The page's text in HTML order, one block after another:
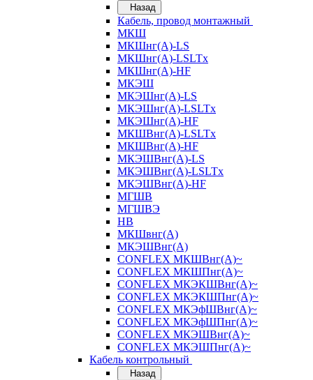
Назад
Кабель, провод монтажный
МКШ
МКШнг(А)-LS
МКШнг(А)-LSLTx
МКШнг(А)-HF
МКЭШ
МКЭШнг(А)-LS
МКЭШнг(А)-LSLTx
МКЭШнг(А)-HF
МКШВнг(A)-LSLTx
МКШВнг(А)-HF
МКЭШВнг(А)-LS
МКЭШВнг(A)-LSLTx
МКЭШВнг(А)-HF
МГШВ
МГШВЭ
НВ
МКШвнг(А)
МКЭШВнг(А)
CONFLEX МКШВнг(А)~
CONFLEX МКШПнг(А)~
CONFLEX МКЭКШВнг(А)~
CONFLEX МКЭКШПнг(А)~
CONFLEX МКЭфШВнг(А)~
CONFLEX МКЭфШПнг(А)~
CONFLEX МКЭШВнг(А)~
CONFLEX МКЭШПнг(А)~
Кабель контрольный
Назад